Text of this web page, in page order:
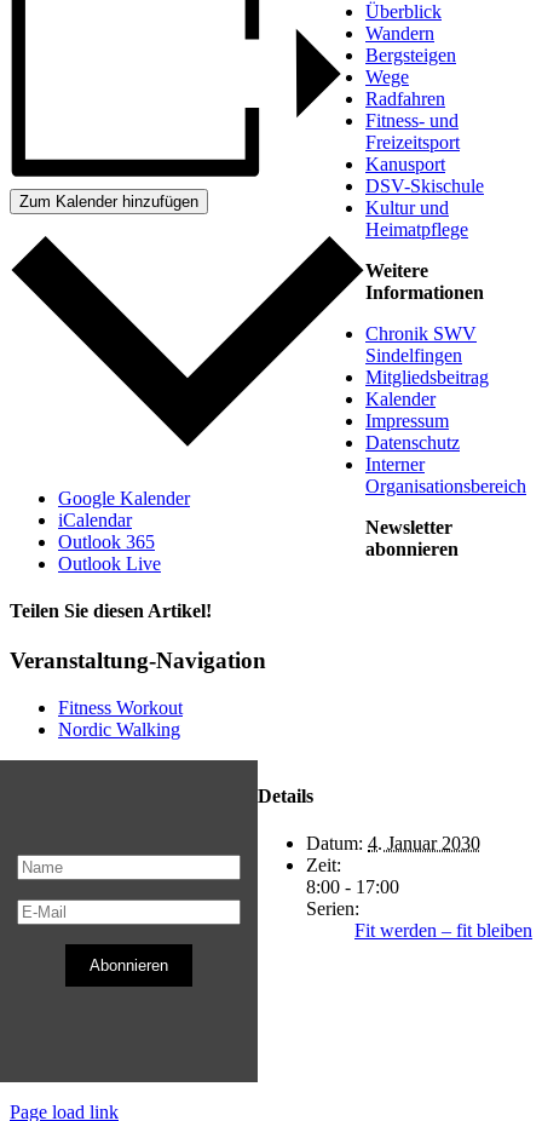
Zum Kalender hinzufügen
Google Kalender
iCalendar
Outlook 365
Outlook Live
Teilen Sie diesen Artikel!
Facebook
X
Reddit
LinkedIn
WhatsApp
Telegram
Tumblr
Pinterest
Vk
Xing
E-
Veranstaltung-Navigation
Fitness Workout
Nordic Walking
Details
Datum: 4. Januar 2030
Zeit:
8:00 - 17:00
Serien:
Fit werden – fit bleiben
Überblick
Wandern
Bergsteigen
Wege
Radfahren
Fitness- und
Freizeitsport
Kanusport
DSV-Skischule
Kultur und
Heimatpflege
Weitere
Informationen
Chronik SWV
Sindelfingen
Mitgliedsbeitrag
Kalender
Impressum
Datenschutz
Interner
Organisationsbereich
Newsletter
abonnieren
Abonnieren
Page load link